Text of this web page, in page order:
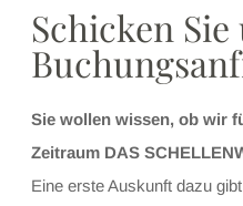
Schicken
Sie wollen wissen, ob wir
Zeitraum DAS
Eine erste Auskunft dazu